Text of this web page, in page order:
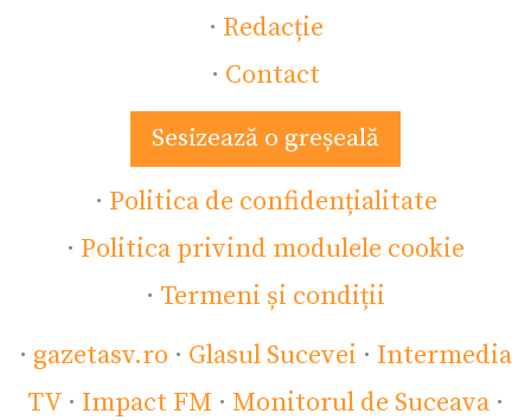
· Redacție
· Contact
Sesizează o greșeală
· Politica de confidențialitate
· Politica privind modulele cookie
· Termeni și condiții
· gazetasv.ro · Glasul Sucevei · Intermedia
TV · Impact FM · Monitorul de Suceava ·